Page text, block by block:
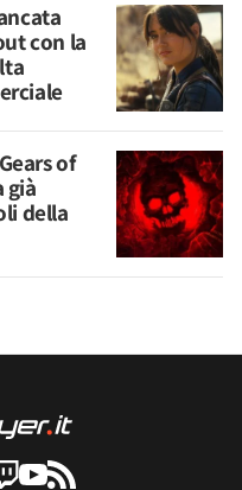
con la
of
già
della